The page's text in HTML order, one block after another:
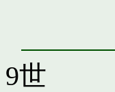
9世